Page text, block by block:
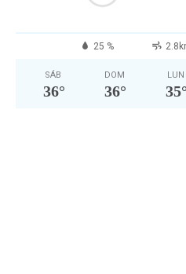
25 %
SÁB
36°
DOM
36°
LUN
35°